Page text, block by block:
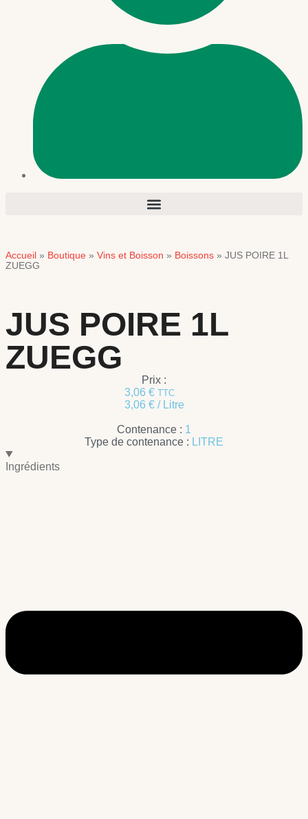
Accueil » Boutique » Vins et Boisson » Boissons » JUS POIRE 1L
ZUEGG
JUS POIRE 1L
ZUEGG
Prix :
3,06 € TTC
3,06 €/ Litre
Contenance : 1
Type de contenance : LITRE
Ingrédients